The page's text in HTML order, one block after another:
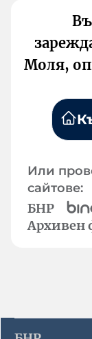
Моля,
Или
сайтове:
БНР
Архивен